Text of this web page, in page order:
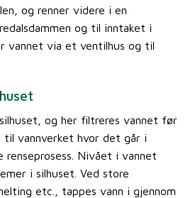
og renner videre i en
og til inntaket i
vannet via et ventilhus og til
og her filtreres vannet før
til vannverket hvor det går i
Nivået i vannet
i silhuset. Ved store
etc., tappes vann i gjennom